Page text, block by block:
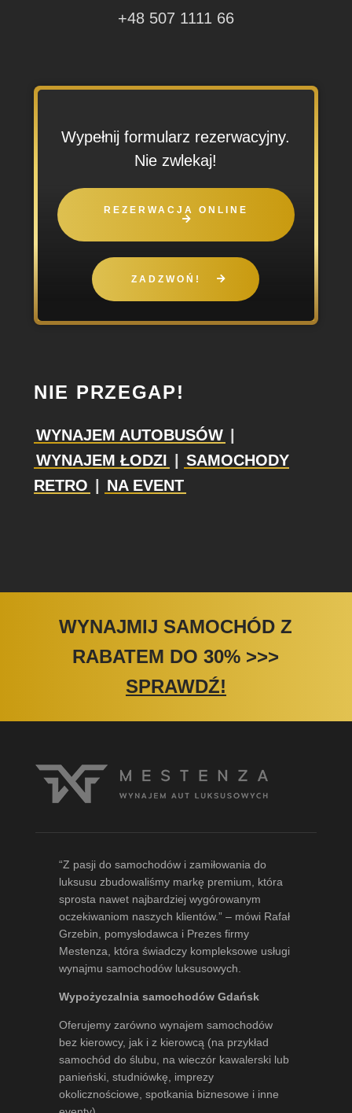
+48 507 1111 66
Wypełnij formularz rezerwacyjny.
Nie zwlekaj!
REZERWACJA ONLINE
ZADZWOŃ!
NIE PRZEGAP!
WYNAJEM AUTOBUSÓW
WYNAJEM ŁODZI
SAMOCHODY
RETRO
NA EVENT
WYNAJMIJ SAMOCHÓD Z
RABATEM DO 30% >>>
SPRAWDŹ!
“Z pasji do samochodów i zamiłowania do
luksusu zbudowaliśmy markę premium, która
sprosta nawet najbardziej wygórowanym
oczekiwaniom naszych klientów.” – mówi Rafał
Grzebin , pomysłodawca i Prezes firmy
Mestenza, która świadczy kompleksowe usługi
wynajmu samochodów luksusowych.
Wypożyczalnia samochodów Gdańsk
Oferujemy zarówno wynajem samochodów
bez kierowcy, jak i z kierowcą (na przykład
samochód do ślubu, na wieczór kawalerski lub
panieński, studniówkę, imprezy
okolicznościowe, spotkania biznesowe i inne